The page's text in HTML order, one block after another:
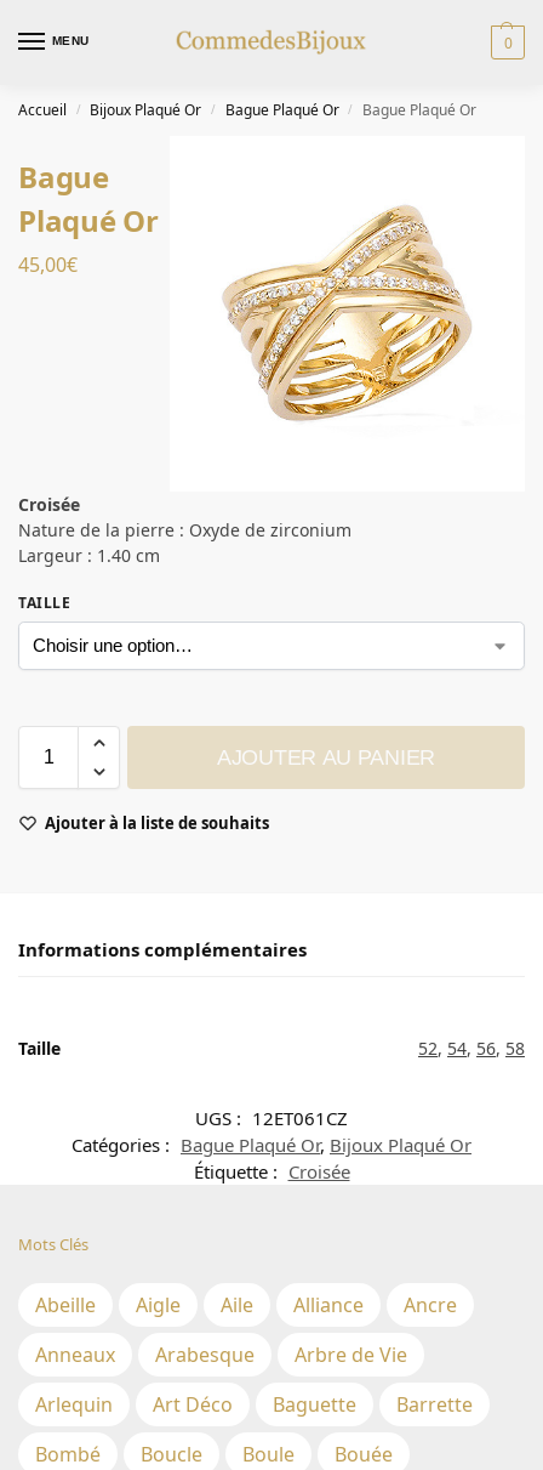
MENU 0
Accueil / Bijoux Plaqué Or / Bague Plaqué Or / Bague Plaqué Or
Bague
Plaqué Or
45,00€
Croisée
Nature de la pierre : Oxyde de zirconium
Largeur : 1.40 cm
TAILLE
AJOUTER AU PANIER
Ajouter à la liste de souhaits
Informations complémentaires
Taille 52, 54, 56, 58
UGS : 12ET061CZ
Catégories : Bague Plaqué Or, Bijoux Plaqué Or
Étiquette : Croisée
Mots Clés
Abeille Aigle Aile Alliance
Ancre
Anneaux
Arabesque
Arbre de Vie
Arlequin
Art Déco Baguette
Barrette
Bombé
Boucle Boule
Bouée